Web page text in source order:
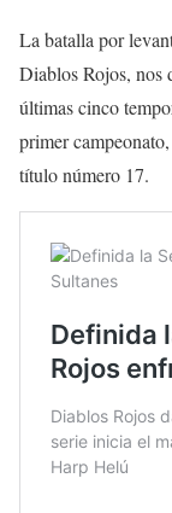
La batalla por
Diablos Rojos, nos
últimas cinco
primer
título número 17.